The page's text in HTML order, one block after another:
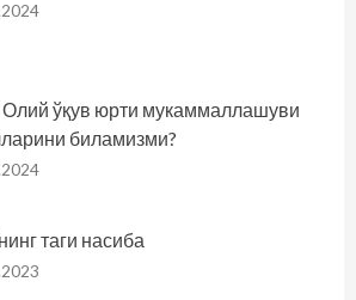
Олий ўқув юрти мукаммаллашуви
биламизми?
таги насиба